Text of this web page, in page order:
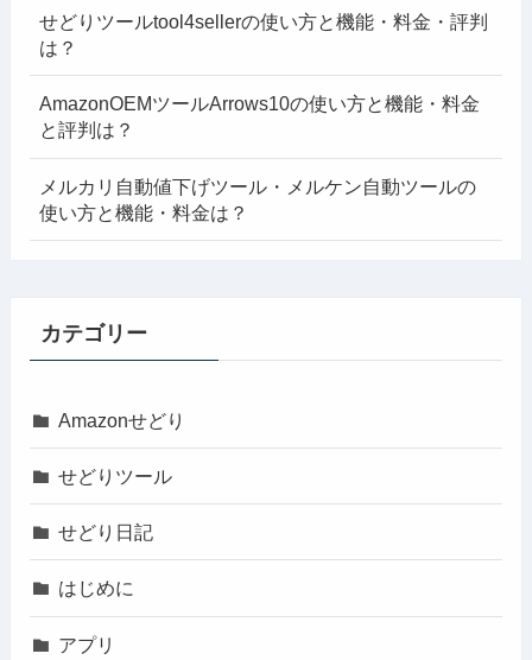
せどりツールtool4sellerの使い方と機能・料金・評判
は？
AmazonOEMツールArrows10の使い方と機能・料金
と評判は？
メルカリ自動値下げツール・メルケン自動ツールの
使い方と機能・料金は？
カテゴリー
Amazonせどり
せどりツール
せどり日記
はじめに
アプリ